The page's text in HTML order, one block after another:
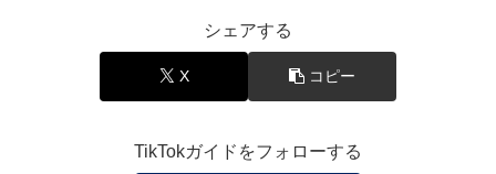
シェアする
X コピー
TikTokガイドをフォローする